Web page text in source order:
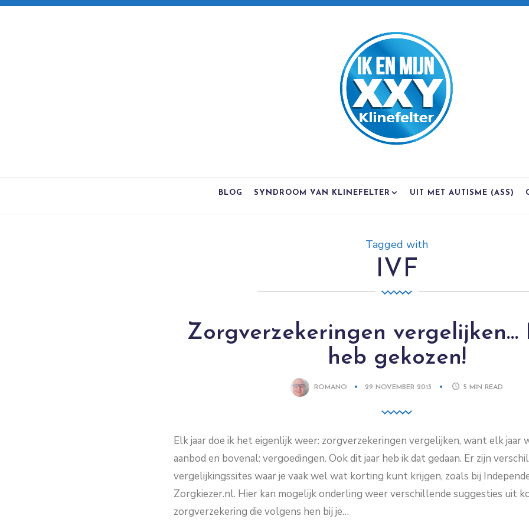
BLOG SYNDROOM VAN KLINEFELTER UIT MET AUTISME (ASS)
Tagged with
IVF
Zorgverzekeringen vergelijken…
heb gekozen!
ROMANO 29 NOVEMBER 2013 5 MIN READ
Elk jaar doe ik het eigenlijk weer: zorgverzekeringen vergelijken, want elk jaar
aanbod en bovenal: vergoedingen. Ook dit jaar heb ik dat gedaan. Er zijn
vergelijkingssites waar je vaak wel wat korting kunt krijgen, zoals bij
Zorgkiezer.nl. Hier kan mogelijk onderling weer verschillende suggesties uit
zorgverzekering die volgens hen bij je…